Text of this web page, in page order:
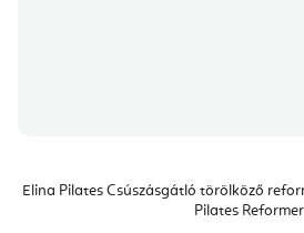
Elina Pilates Csúszásgátló törölköző
Pilates Reformer